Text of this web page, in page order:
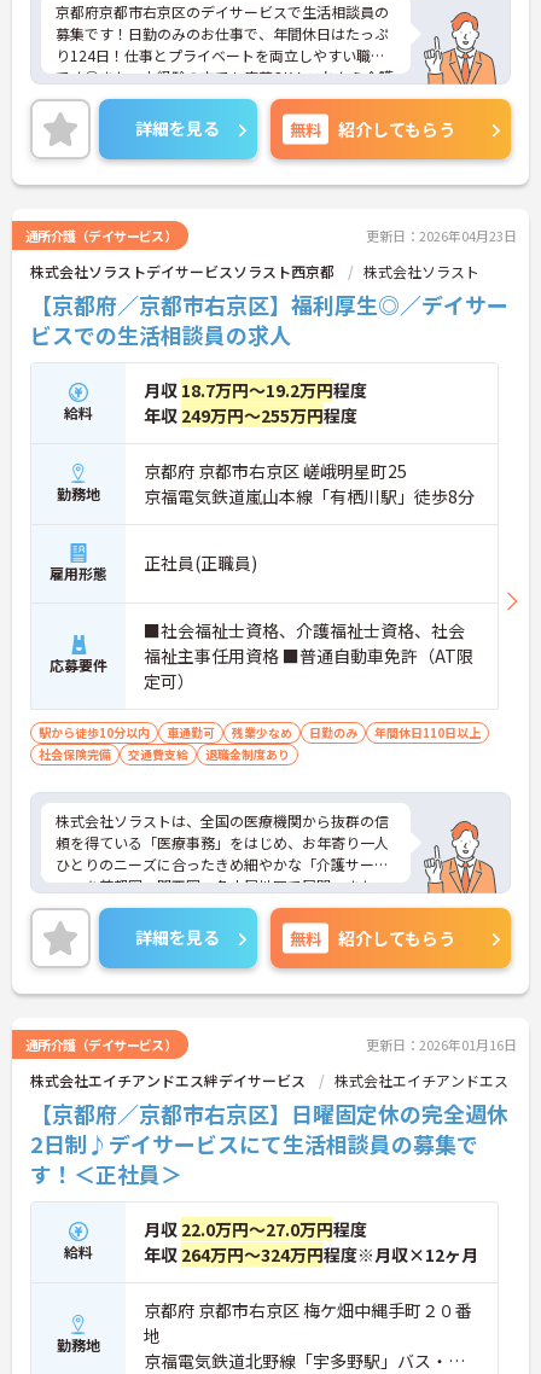
京都府京都市右京区のデイサービスで生活相談員の
募集です！日勤のみのお仕事で、年間休日はたっぷ
り124日！仕事とプライベートを両立しやすい職場
です◎また、未経験の方でも応募OK！これから介護
業界に挑戦したいという方にピッタリの職場です♪
ご興味のある方は面接ポイントをお伝えしますの
で、お気軽にご相談ください！
詳細を見る 無料 紹介してもらう
通所介護（デイサービス） 更新日：2026年04月23日
株式会社ソラストデイサービスソラスト西京都 株式会社ソラスト
【京都府／京都市右京区】福利厚生◎／デイサー
ビスでの生活相談員の求人
給料
月収 18.7万円～19.2万円程度
年収 249万円～255万円程度
勤務地
京都府 京都市右京区 嵯峨明星町25
京福電気鉄道嵐山本線「有栖川駅」徒歩8分
雇用形態 正社員(正職員)
応募要件
■社会福祉士資格、介護福祉士資格、社会
福祉主事任用資格 ■普通自動車免許（AT限
定可）
駅から徒歩10分以内 車通勤可 残業少なめ 日勤のみ
年間休日110日以上
社会保険完備
交通費支給 退職金制度あり
株式会社ソラストは、全国の医療機関から抜群の信
頼を得ている「医療事務」をはじめ、お年寄り一人
ひとりのニーズに合ったきめ細やかな「介護サービ
ス」を首都圏、関西圏、名古屋地区で展開。また、
地域の子育てを支援する多様なメニューと自宅のよ
うな安心感の「保育サービス」を首都圏を中心に展
開しています。社員の働きやすさを大切にしてお
り、現場で活躍するスタッフのアイデアや要望をダ
イレクトにトップに伝える【アイデアメモ制度】
たポイントで好きな商品に交換できるシステム【ソ
ラストポイント】などがあります。
興味をお持ちの方はお気軽にお問い合わせ下さい！
詳細を見る 無料 紹介してもらう
通所介護（デイサービス） 更新日：2026年01月16日
株式会社エイチアンドエス絆デイサービス 株式会社エイチアンドエス
【京都府／京都市右京区】日曜固定休の完全週休
2日制♪デイサービスにて生活相談員の募集で
す！＜正社員＞
給料
月収 22.0万円～27.0万円程度
年収 264万円～324万円程度※月収×12ヶ月
勤務地
京都府 京都市右京区 梅ケ畑中縄手町２０番
地
京福電気鉄道北野線「宇多野駅」バス・車5